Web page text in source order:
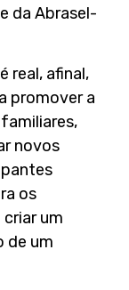
da Abrasel-
real, afinal,
promover a
novos
os
um
de um